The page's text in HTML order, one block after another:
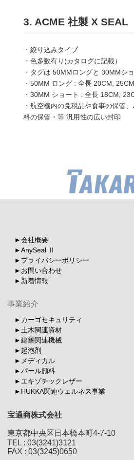
3. ACME 社製 X SEAL
・絞り込みタイプ
・色多数有り(カタログに記載）
・タグは 50MMロングと 30MMシ
・50MM ロング : 全長 20CM,
・30MM ショート : 全長 18CM,
・航空機内の免税品や食事の保管
料の保管・等 汎用性の広い封印
会社概要
AnySeal Ⅱ
プライバシーポリシー
お問い合わせ
新着情報
事業紹介
カーゴセキュリティ
土木関連資材
建築関連機械
起泡剤
メディカル
パール顔料
エキゾチックレザー
HUKKA関連ウェルネス事業
宝通商株式会社
東京都中央区日本橋本町4-7-10
TEL : 03(3241)3121
FAX : 03(3245)0650